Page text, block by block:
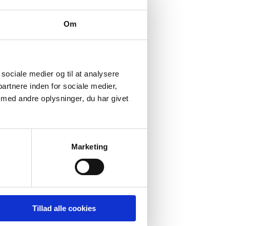
Om
medier og til at analysere
inden for sociale medier,
andre oplysninger, du har givet
Marketing
Tillad alle cookies